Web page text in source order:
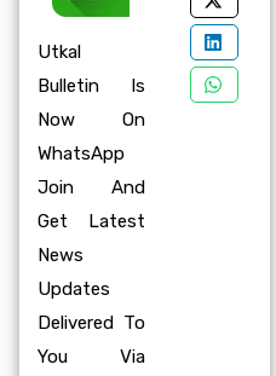
Utkal
Bulletin Is
Now On
WhatsApp
Join And
Get Latest
News
Updates
Delivered To
You Via